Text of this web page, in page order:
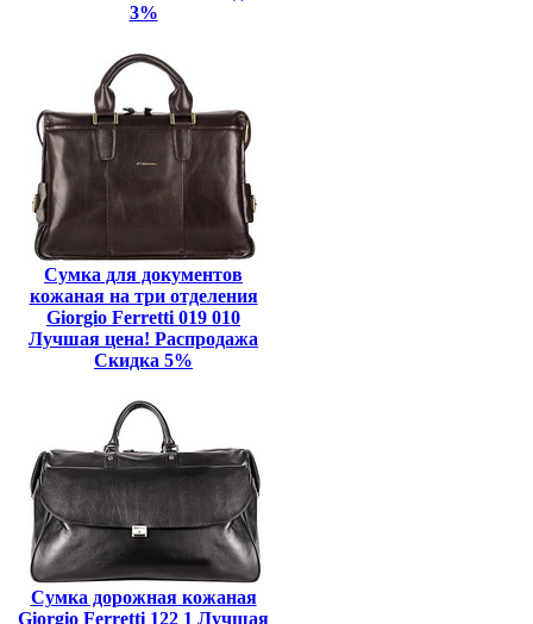
3%
Сумка для документов
кожаная на три отделения
Giorgio Ferretti 019 010
Лучшая цена! Распродажа
Скидка 5%
Сумка дорожная кожаная
Giorgio Ferretti 122 1 Лучшая